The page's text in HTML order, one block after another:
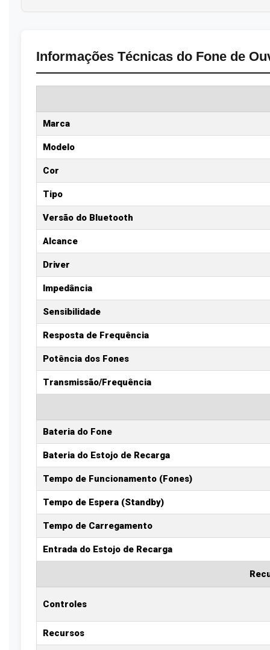
Informações Técnicas do Fone de
Marca
Modelo
Cor
Tipo
Versão do Bluetooth
Alcance
Driver
Impedância
Sensibilidade
Resposta de Frequência
Potência dos Fones
Transmissão/Frequência
Bateria do Fone
Bateria do Estojo de Recarga
Tempo de Funcionamento (Fones)
Tempo de Espera (Standby)
Tempo de Carregamento
Entrada do Estojo de Recarga
Controles
Recursos